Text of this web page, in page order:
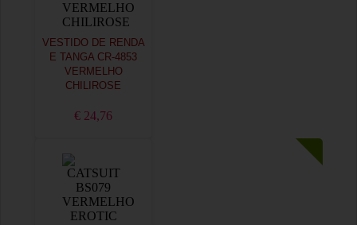
VESTIDO DE RENDA
E TANGA CR-4853
VERMELHO
CHILIROSE
€ 24,76